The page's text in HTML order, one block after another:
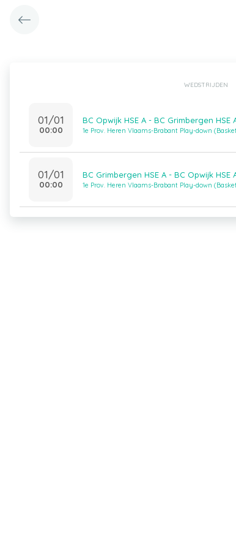
WEDSTRIJDEN
01/01
00:00
BC Opwijk HSE A - BC Grimbergen HSE
1e Prov. Heren Vlaams-Brabant Play-down
01/01
00:00
BC Grimbergen HSE A - BC Opwijk HSE
1e Prov. Heren Vlaams-Brabant Play-down